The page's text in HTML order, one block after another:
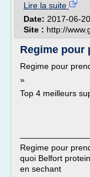
Lire la suite
Date: 2017-06-
Site : http://
Regime pour
Regime pour
»
Top 4 meilleurs
Regime pour
quoi Belfort
en sechant